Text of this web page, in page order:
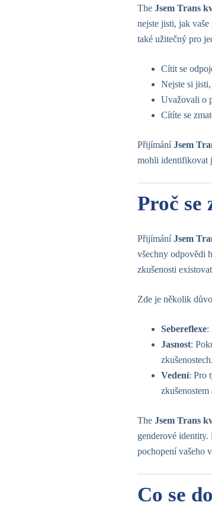
The Jsem Trans
nejste jisti, jak
také užitečný pro
Cítit se
Nejste si
Uvažovali o
Cítíte se
PřijímáníJsem
mohli identifikovat
Proč se
PřijímáníJsem
všechny odpovědi
zkušenosti
Zde je několik
Sebereflexe:
Jasnost:
zkušenostech.
Vedení: Pro
The Jsem Trans
genderové identity.
pochopení vašeho
Co se